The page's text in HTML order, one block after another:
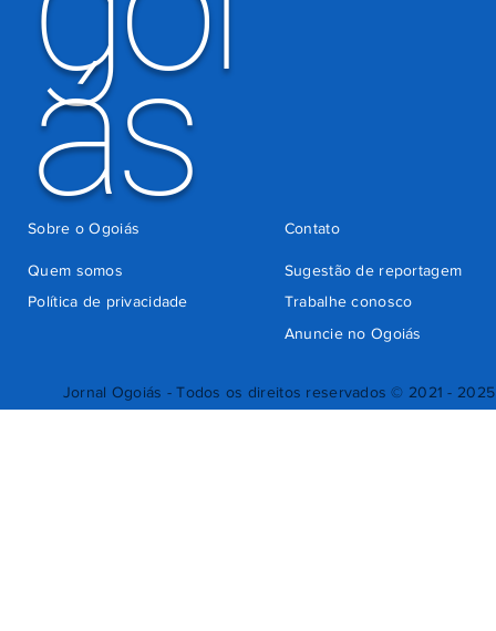
Jornal Ogoiás - Todos os direitos reservados © 2021 - 2025
ás
Quem somos
Sugestão de reportagem
Trabalhe conosco
Política de privacidade
Anuncie no Ogoiás
Contato
Sobre o Ogoiás